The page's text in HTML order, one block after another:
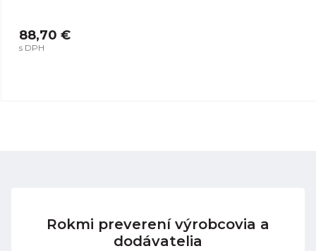
88,70 €
s DPH
Rokmi preverení výrobcovia a
dodávatelia